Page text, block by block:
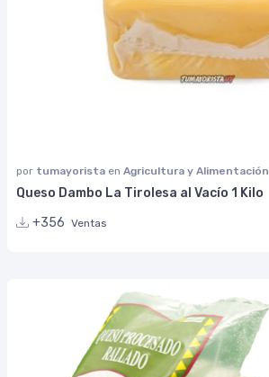
por tumayorista en Agricultura y Alimentación
Queso Dambo La Tirolesa al Vacío 1 Kilo
+356 Ventas